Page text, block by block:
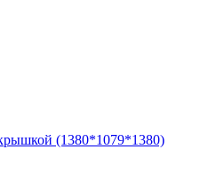
(1380*1079*1380)